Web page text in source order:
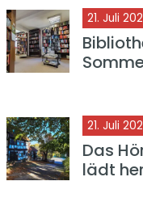
21. Juli
21. Juli
Das
lädt